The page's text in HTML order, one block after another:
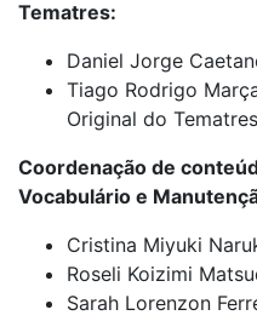
Tematres:
Daniel Jorge
Tiago Rodrigo
Original do
Coordenação de
Vocabulário e
Cristina Miyuki
Roseli Koizimi
Sarah Lorenzon